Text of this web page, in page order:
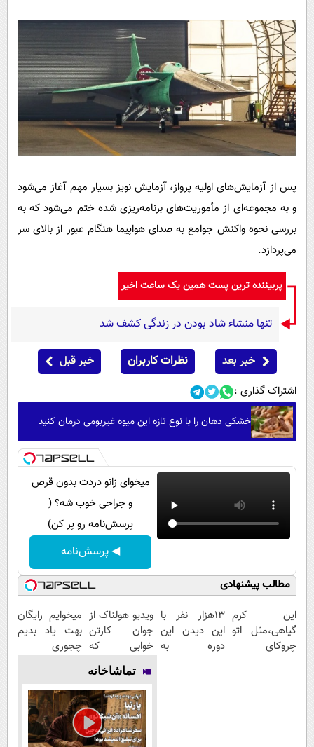
پس از آزمایش‌های اولیه پرواز، آزمایش نویز بسیار مهم آغاز می‌شود
و به مجموعه‌ای از مأموریت‌های برنامه‌ریزی شده ختم می‌شود که به
بررسی نحوه واکنش جوامع به صدای هواپیما هنگام عبور از بالای سر
می‌پردازد.
پربیننده ترین پست همین یک ساعت اخیر
تنها منشاء شاد بودن در زندگی کشف شد
خبر بعد نظرات کاربران خبر قبل
اشتراک گذاری :
خشکی دهان را با نوع تازه این میوه غیربومی درمان کنید
میخوای زانو دردت بدون قرص
و جراحی خوب شه؟ (
پرسش‌نامه رو پر کن)
◀ پرسش‌نامه
مطالب پیشنهادی
این کرم
گیاهی،مثل اتو
چروکای
13هزار نفر با
این دیدن این
دوره به
ویدیو هولناک از
جوان کارتن
خوابی که
میلیاردر شد.
آموزش رایگان
میخوایم رایگان
بهت یاد بدیم
چجوری
مجانیه
تماشاخانه